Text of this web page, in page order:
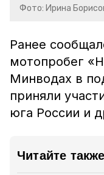
Фото: Ирина
Ранее
мотопробег
Минводах в
приняли
юга России и
Читайте